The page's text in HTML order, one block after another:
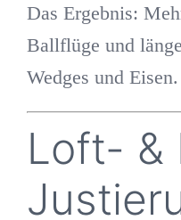
Das Ergebnis:
Ballflüge und
Wedges und Eisen.
Loft- &